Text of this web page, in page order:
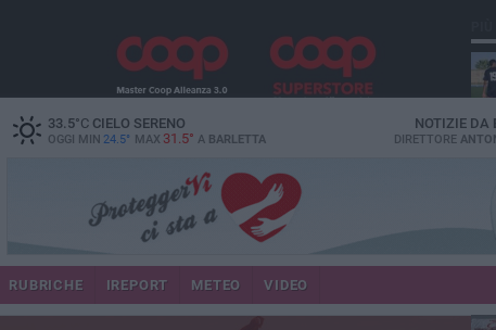
33.5°CCIELO SERENO
OGGI MIN 24.5° MAX 31.5° A BARLETTA
NOTIZIE DA
DIRETTORE
RUBRICHE IREPORT METEO VIDEO